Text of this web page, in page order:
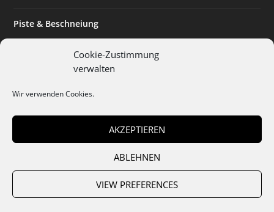
Cookie-Zustimmung
verwalten
Wir verwenden Cookies.
AKZEPTIEREN
ABLEHNEN
VIEW PREFERENCES
Piste & Beschneiung
Expertise & Technik
Mediadaten Cookies Datenschutz